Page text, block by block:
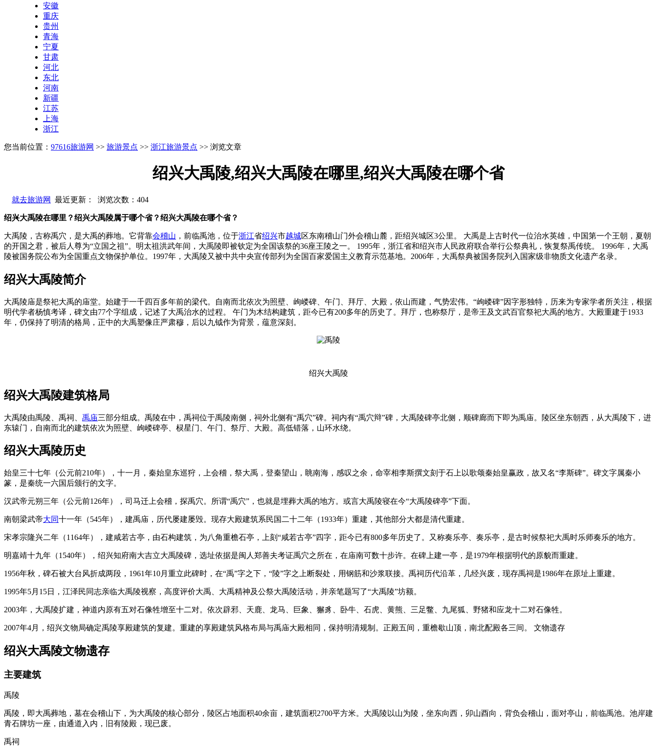
安徽
重庆
贵州
青海
宁夏
甘肃
河北
东北
河南
新疆
江苏
上海
浙江
您当前位置： 97616旅游网 >> 旅游景点 >> 浙江旅游景点 >> 浏览文章
绍兴大禹陵,绍兴大禹陵在哪里,绍兴大禹陵在哪个省
就去旅游网 最近更新： 浏览次数： 404
绍兴大禹陵在哪里？绍兴大禹陵属于哪个省？绍兴大禹陵在哪个省？
大禹陵，古称禹穴，是大禹的葬地。它背靠会稽山 ，前临禹池，位于浙江省绍兴市越城区东南稽山门外会稽山麓，距绍兴城区3公里。 大禹是上古时代一位治水英雄，中国第一个王朝，夏朝
的开国之君，被后人尊为“立国之祖”。明太祖洪武年间，大禹陵即被钦定为全国该祭的36座王陵之一。 1995年，浙江省和绍兴市人民政府联合举行公祭典礼，恢复祭禹传统。 1996年，大禹
陵被国务院公布为全国重点文物保护单位。1997年，大禹陵又被中共中央宣传部列为全国百家爱国主义教育示范基地。2006年，大禹祭典被国务院列入国家级非物质文化遗产名录。
绍兴大禹陵简介
大禹陵庙是祭祀大禹的庙堂。始建于一千四百多年前的梁代。自南而北依次为照壁、岣嵝碑、午门、拜厅、大殿，依山而建，气势宏伟。“岣嵝碑”因字形独特，历来为专家学者所关注，根据
明代学者杨慎考译，碑文由77个字组成，记述了大禹治水的过程。 午门为木结构建筑，距今已有200多年的历史了。拜厅，也称祭厅，是帝王及文武百官祭祀大禹的地方。大殿重建于1933
年，仍保持了明清的格局，正中的大禹塑像庄严肃穆，后以九钺作为背景，蕴意深刻。
绍兴大禹陵
绍兴大禹陵建筑格局
大禹陵由禹陵、禹祠、 禹庙三部分组成。禹陵在中，禹祠位于禹陵南侧，祠外北侧有“禹穴”碑。祠内有“禹穴辩”碑，大禹陵碑亭北侧，顺碑廊而下即为禹庙。陵区坐东朝西，从大禹陵下，进
东辕门，自南而北的建筑依次为照壁、岣嵝碑亭、棂星门、午门、祭厅、大殿。高低错落，山环水绕。
绍兴大禹陵历史
始皇三十七年（公元前210年），十一月，秦始皇东巡狩，上会稽，祭大禹，登秦望山，眺南海，感叹之余，命宰相李斯撰文刻于石上以歌颂秦始皇赢政，故又名“李斯碑”。碑文字属秦小
篆，是秦统一六国后颁行的文字。
汉武帝元朔三年（公元前126年），司马迁上会稽，探禹穴。所谓“禹穴”，也就是埋葬大禹的地方。或言大禹陵寝在今“大禹陵碑亭”下面。
南朝梁武帝大同十一年（545年），建禹庙，历代屡建屡毁。现存大殿建筑系民国二十二年（1933年）重建，其他部分大都是清代重建。
宋孝宗隆兴二年（1164年），建咸若古亭，由石构建筑，为八角重檐石亭，上刻“咸若古亭”四字，距今已有800多年历史了。又称奏乐亭、奏乐亭，是古时候祭祀大禹时乐师奏乐的地方。
明嘉靖十九年（1540年），绍兴知府南大吉立大禹陵碑，选址依据是闽人郑善夫考证禹穴之所在，在庙南可数十步许。在碑上建一亭，是1979年根据明代的原貌而重建。
1956年秋，碑石被大台风折成两段，1961年10月重立此碑时，在“禹”字之下，“陵”字之上断裂处，用钢筋和沙浆联接。禹祠历代沿革，几经兴废，现存禹祠是1986年在原址上重建。
1995年5月15日，江泽民同志亲临大禹陵视察，高度评价大禹、大禹精神及公祭大禹陵活动，并亲笔题写了“大禹陵”坊额。
2003年，大禹陵扩建，神道内原有五对石像牲增至十二对。依次辟邪、天鹿、龙马、巨象、獬豸、卧牛、石虎、黄熊、三足鳖、九尾狐、野猪和应龙十二对石像牲。
2007年4月，绍兴文物局确定禹陵享殿建筑的复建。重建的享殿建筑风格布局与禹庙大殿相同，保持明清规制。正殿五间，重檐歇山顶，南北配殿各三间。 文物遗存
绍兴大禹陵文物遗存
主要建筑
禹陵
禹陵，即大禹葬地，墓在会稽山下，为大禹陵的核心部分，陵区占地面积40余亩，建筑面积2700平方米。大禹陵以山为陵，坐东向西，卯山酉向，背负会稽山，面对亭山，前临禹池。池岸建
青石牌坊一座，由通道入内，旧有陵殿，现已废。
禹祠